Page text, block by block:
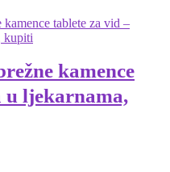
kamence
u ljekarnama,